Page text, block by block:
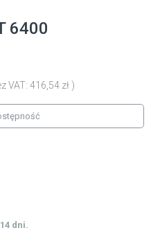
6400
VAT: 416,54 zł )
dni.